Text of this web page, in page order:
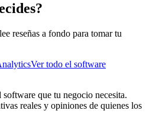
reseñas a fondo para tomar tu
Ver todo el software
que tu negocio necesita.
reales y opiniones de quienes los